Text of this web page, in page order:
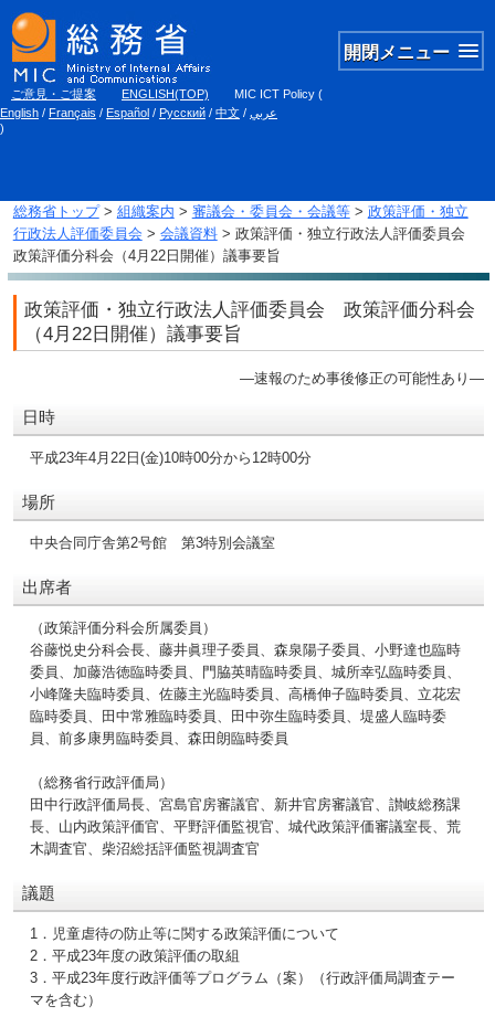
開閉メニュー
ご意見・ご提案 ENGLISH(TOP) MIC ICT Policy (
English / Français / Español / Русский / 中文 / عربي
)
総務省トップ> 組織案内 > 審議会・委員会・会議等> 政策評価・独立
行政法人評価委員会 > 会議資料> 政策評価・独立行政法人評価委員会
政策評価分科会（4月22日開催）議事要旨
政策評価・独立行政法人評価委員会 政策評価分科会
（4月22日開催）議事要旨
―速報のため事後修正の可能性あり―
日時
平成23年4月22日(金)10時00分から12時00分
場所
中央合同庁舎第2号館 第3特別会議室
出席者
（政策評価分科会所属委員）
谷藤悦史分科会長、藤井眞理子委員、森泉陽子委員、小野達也臨時
委員、加藤浩徳臨時委員、門脇英晴臨時委員、城所幸弘臨時委員、
小峰隆夫臨時委員、佐藤主光臨時委員、高橋伸子臨時委員、立花宏
臨時委員、田中常雅臨時委員、田中弥生臨時委員、堤盛人臨時委
員、前多康男臨時委員、森田朗臨時委員
（総務省行政評価局）
田中行政評価局長、宮島官房審議官、新井官房審議官、讃岐総務課
長、山内政策評価官、平野評価監視官、城代政策評価審議室長、荒
木調査官、柴沼総括評価監視調査官
議題
1．児童虐待の防止等に関する政策評価について
2．平成23年度の政策評価の取組
3．平成23年度行政評価等プログラム（案）（行政評価局調査テー
マを含む）